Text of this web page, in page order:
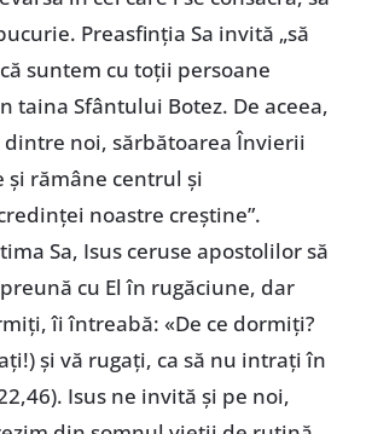
Preasfinţia Sa invită „să
suntem cu toţii persoane
taina Sfântului Botez. De aceea,
noi, sărbătoarea Învierii
şi rămâne centrul şi
noastre creştine”.
Sa, Isus ceruse apostolilor să
cu El în rugăciune, dar
îi întreabă: «De ce dormiţi?
şi vă rugaţi, ca să nu intraţi în
Isus ne invită şi pe noi,